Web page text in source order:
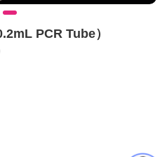
PCR Tube）